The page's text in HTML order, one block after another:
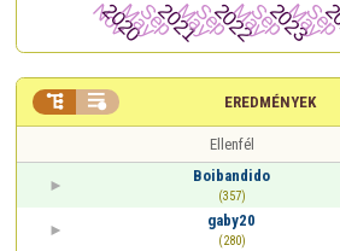
EREDMÉNYEK
 
Ellenfél
Boibandido
(357)
gaby20
(280)